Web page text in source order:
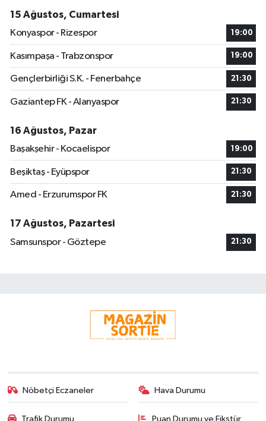
15 Ağustos, Cumartesi
Konyaspor - Rizespor
19:00
Kasımpaşa - Trabzonspor 19:00
Gençlerbirliği S.K. - Fenerbahçe 21:30
Gaziantep FK - Alanyaspor 21:30
16 Ağustos, Pazar
Başakşehir - Kocaelispor
19:00
Beşiktaş - Eyüpspor 21:30
Amed - Erzurumspor FK 21:30
17 Ağustos, Pazartesi
Samsunspor - Göztepe
21:30
Nöbetçi Eczaneler Hava Durumu
Trafik Durumu Puan Durumu ve Fikstür